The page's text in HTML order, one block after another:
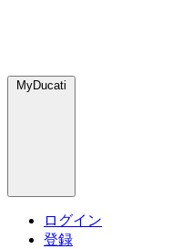
MyDucati
ログイン
登録